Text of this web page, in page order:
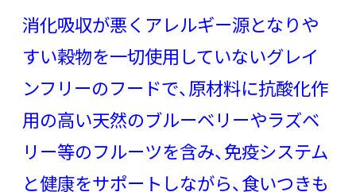
消化吸収が悪くアレルギー源となりや
すい穀物を一切使用していないグレイ
ンフリーのフードで、原材料に抗酸化作
用の高い天然のブルーベリーやラズベ
リー等のフルーツを含み、免疫システム
と健康をサポートしながら、食いつきも